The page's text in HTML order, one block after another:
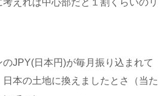
えれば中心部だと１割くらいのリ
JPY(日本円)が毎月振り込まれて
本の土地に換えましたとさ（当た